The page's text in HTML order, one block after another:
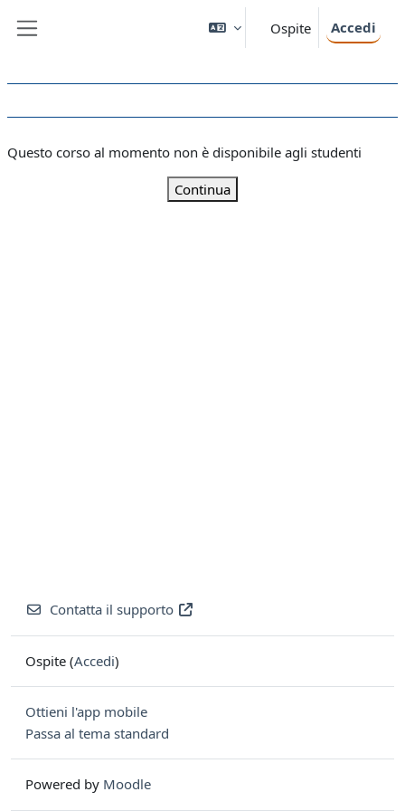
Ospite Accedi
Questo corso al momento non è disponibile agli studenti
Continua
Contatta il supporto
Ospite (Accedi)
Ottieni l'app mobile
Passa al tema standard
Powered by Moodle